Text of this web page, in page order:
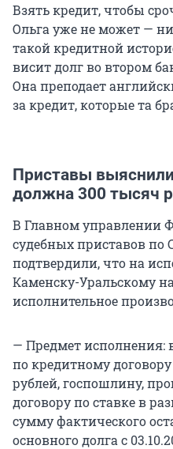
Взять кредит, чтобы
Ольга уже не может —
такой кредитной
висит долг во втором
Она преподает
за кредит, которые та
Приставы
должна 300 тысяч
В Главном управлении
судебных приставов по
подтвердили, что на
Каменску-Уральскому
исполнительное
— Предмет исполнения:
по кредитному договору
рублей, госпошлину,
договору по ставке в
сумму фактического
основного долга с